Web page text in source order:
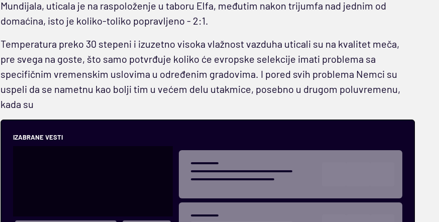
Mundijala, uticala je na raspoloženje u taboru Elfa, međutim nakon trijumfa nad jednim od
domaćina, isto je koliko-toliko popravljeno - 2:1.
Temperatura preko 30 stepeni i izuzetno visoka vlažnost vazduha uticali su na kvalitet meča,
pre svega na goste, što samo potvrđuje koliko će evropske selekcije imati problema sa
specifičnim vremenskim uslovima u određenim gradovima. I pored svih problema Nemci su
uspeli da se nametnu kao bolji tim u većem delu utakmice, posebno u drugom poluvremenu,
kada su
IZABRANE VESTI